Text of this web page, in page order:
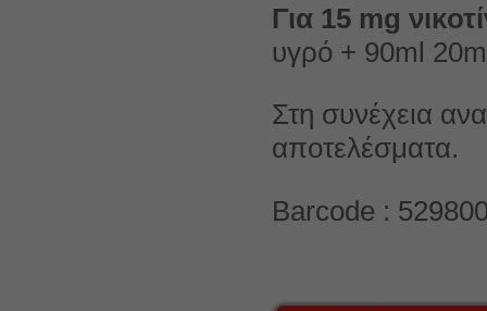
Για 15 mg
υγρό + 90ml
Στη συνέχεια
αποτελέσματα.
Barcode :